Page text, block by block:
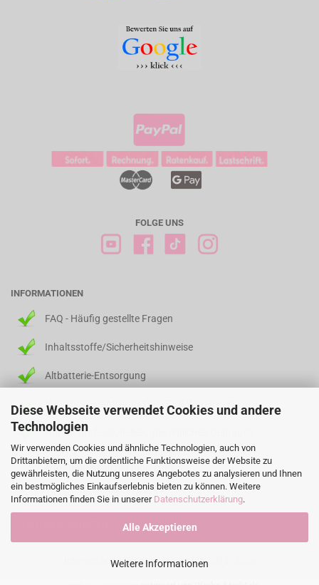
Diese Webseite verwendet Cookies und andere
Technologien
Wir verwenden Cookies und ähnliche Technologien, auch von
Drittanbietern, um die ordentliche Funktionsweise der Website zu
gewährleisten, die Nutzung unseres Angebotes zu analysieren und Ihnen
ein bestmögliches Einkaufserlebnis bieten zu können. Weitere
Informationen finden Sie in unserer Datenschutzerklärung.
Alle Akzeptieren
Weitere Informationen
FOLGE UNS
INFORMATIONEN
FAQ - Häufig gestellte Fragen
Inhaltsstoffe/Sicherheitshinweise
Altbatterie-Entsorgung
Versandkostenfrei ab 100,- EUR Warenwert
Nur für professionellen, gewerblichen Gebrauch
info@fingerspitzenshop.com
Internetshop© Fingerspitzengefühl 2015 - 2026